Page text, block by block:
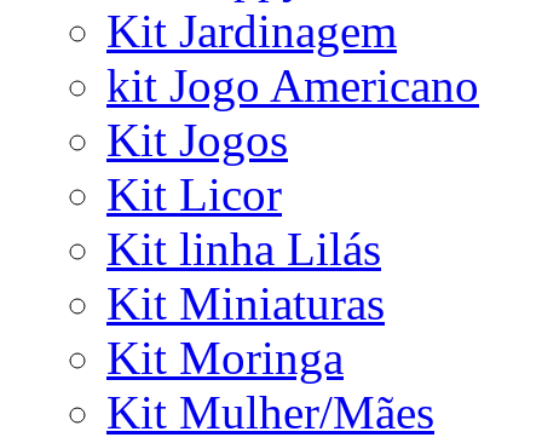
Kit Jardinagem
kit Jogo Americano
Kit Jogos
Kit Licor
Kit linha Lilás
Kit Miniaturas
Kit Moringa
Kit Mulher/Mães